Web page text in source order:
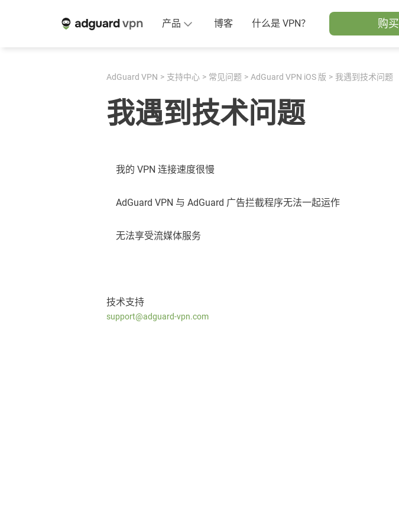
产品 博客 什么是 VPN？ 购买
AdGuard VPN 支持中心 常见问题 AdGuard VPN iOS 版 我遇到技术问题
我遇到技术问题
我的 VPN 连接速度很慢
AdGuard VPN 与 AdGuard 广告拦截程序无法一起运作
无法享受流媒体服务
技术支持
support@adguard-vpn.com